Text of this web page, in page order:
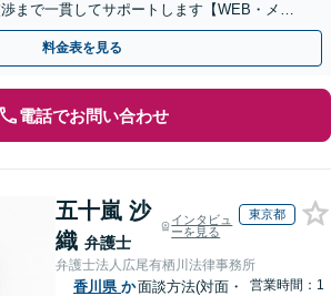
まで一貫してサポートします【WEB・メー
料金表を見る
電話でお問い合わせ
五十嵐 沙
織 弁護士
インタビュ
ーを見る
東京都
弁護士法人広尾有栖川法律事務所
香川県 か面談方法(対面・
営業時間：1